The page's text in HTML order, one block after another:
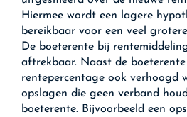
Hiermee wordt een lagere
bereikbaar voor een veel
De boeterente bij
aftrekbaar. Naast de
rentepercentage ook verhoogd
opslagen die geen verband
boeterente. Bijvoorbeeld een